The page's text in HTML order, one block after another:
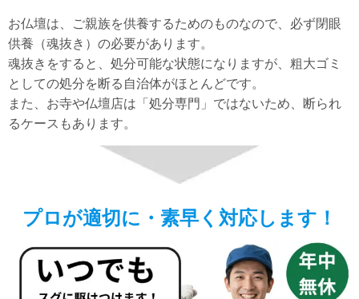
お仏壇は、ご親族を供養するためのものなので、必ず閉眼
供養（魂抜き）の必要があります。
魂抜きをすると、処分可能な状態になりますが、粗大ゴミ
としての処分を断る自治体がほとんどです。
また、お寺や仏壇店は「処分専門」ではないため、断られ
るケースもあります。
プロが適切に・素早く対応します！